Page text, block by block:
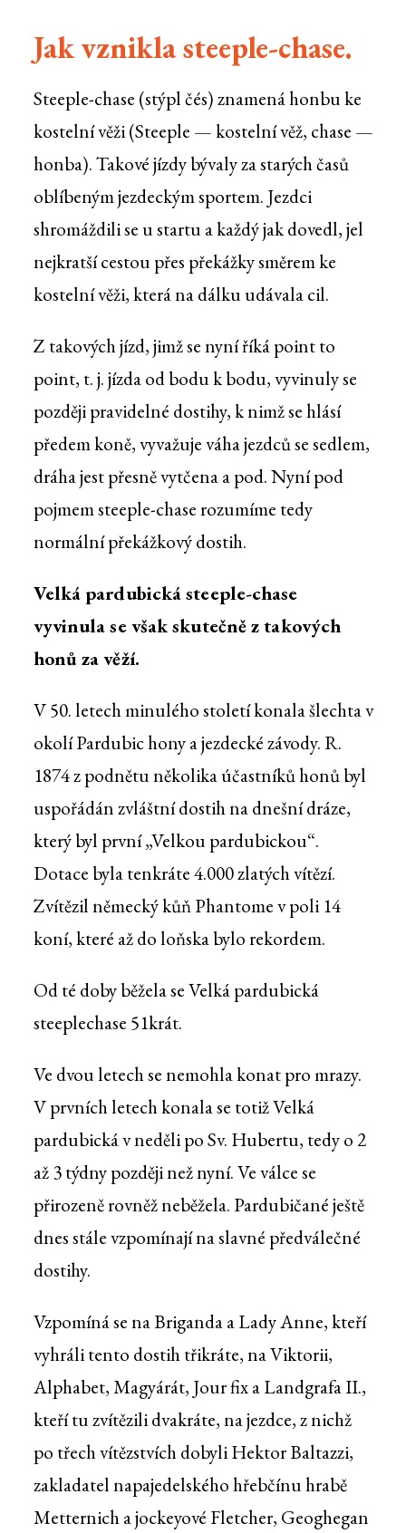
Jak vznikla steeple-chase.
Steeple-chase (stýpl čés) znamená honbu ke
kostelní věži (Steeple — kostelní věž, chase —
honba). Takové jízdy bývaly za starých časů
oblíbeným jezdeckým sportem. Jezdci
shromáždili se u startu a každý jak dovedl, jel
nejkratší cestou přes překážky směrem ke
kostelní věži, která na dálku udávala cil.
Z takových jízd, jimž se nyní říká point to
point, t. j. jízda od bodu k bodu, vyvinuly se
později pravidelné dostihy, k nimž se hlásí
předem koně, vyvažuje váha jezdců se sedlem,
dráha jest přesně vytčena a pod. Nyní pod
pojmem steeple-chase rozumíme tedy
normální překážkový dostih.
Velká pardubická steeple-chase
vyvinula se však skutečně z takových
honů za věží.
V 50. letech minulého století konala šlechta v
okolí Pardubic hony a jezdecké závody. R.
1874 z podnětu několika účastníků honů byl
uspořádán zvláštní dostih na dnešní dráze,
který byl první „Velkou pardubickou“.
Dotace byla tenkráte 4.000 zlatých vítězí.
Zvítězil německý kůň Phantome v poli 14
koní, které až do loňska bylo rekordem.
Od té doby běžela se Velká pardubická
steeplechase 51krát.
Ve dvou letech se nemohla konat pro mrazy.
V prvních letech konala se totiž Velká
pardubická v neděli po Sv. Hubertu, tedy o 2
až 3 týdny později než nyní. Ve válce se
přirozeně rovněž neběžela. Pardubičané ještě
dnes stále vzpomínají na slavné předválečné
dostihy.
Vzpomíná se na Briganda a Lady Anne, kteří
vyhráli tento dostih třikráte, na Viktorii,
Alphabet, Magyárát, Jour fix a Landgrafa II.,
kteří tu zvítězili dvakráte, na jezdce, z nichž
po třech vítězstvích dobyli Hektor Baltazzi,
zakladatel napajedelského hřebčínu hrabě
Metternich a jockeyové Fletcher, Geoghegan